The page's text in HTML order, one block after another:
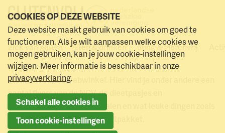
Naar menu Naar hoofdinhoud
Ziek van gluten Eten & drinken Jong & glutenvrij
Webwinkel Singalees dieetvertaling (download)
Webwinkel
Welkom in onze webwinkel. Hier vind je onder andere een
aantal flyers van de NCV, de dieetpasjes en
dieetvertalingen in zo’n 40 talen en wat leuke dingen zoals
een poster en het spreekbeurtpakket.
COOKIES OP DEZE WEBSITE
Deze website maakt gebruik van cookies om goed te
functioneren. Als je wilt aanpassen welke cookies we
mogen gebruiken, kan je jouw cookie-instellingen
wijzigen. Meer informatie is beschikbaar in onze
privacyverklaring.
Schakel alle cookies in
Toon cookie-instellingen